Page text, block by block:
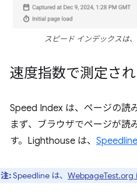
スピード インデックスは
速度指数で測定さ
Speed Index は、ページの読
まず、ブラウザでページが読
す。Lighthouse は、
注:Speedline は、 WebpageTest.org